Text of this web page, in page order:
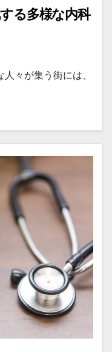
る多様な内科
々が集う街には、